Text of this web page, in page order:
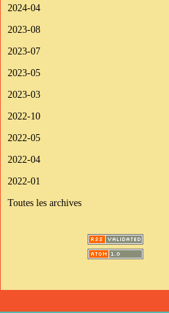
2024-04
2023-08
2023-07
2023-05
2023-03
2022-10
2022-05
2022-04
2022-01
Toutes les archives